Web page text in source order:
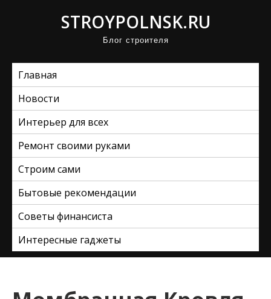
STROYPOLNSK.RU
Блог строителя
Главная
Новости
Интерьер для всех
Ремонт своими руками
Строим сами
Бытовые рекомендации
Советы финансиста
Интересные гаджеты